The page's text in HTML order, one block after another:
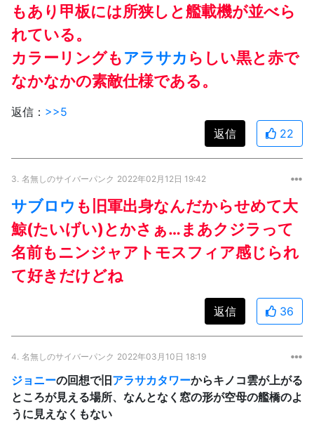
もあり甲板には所狭しと艦載機が並べら
れている。
カラーリングもアラサカ らしい黒と赤で
なかなかの素敵仕様である。
返信： >>5
返信
22
3. 名無しのサイバーパンク 2022年02月12日 19:42
サブロウ も旧軍出身なんだからせめて大
鯨(たいげい)とかさぁ…まあクジラって
名前もニンジャアトモスフィア感じられ
て好きだけどね
返信 36
4. 名無しのサイバーパンク 2022年03月10日 18:19
ジョニーの回想で旧アラサカタワーからキノコ雲が上がる
ところが見える場所、なんとなく窓の形が空母の艦橋のよ
うに見えなくもない